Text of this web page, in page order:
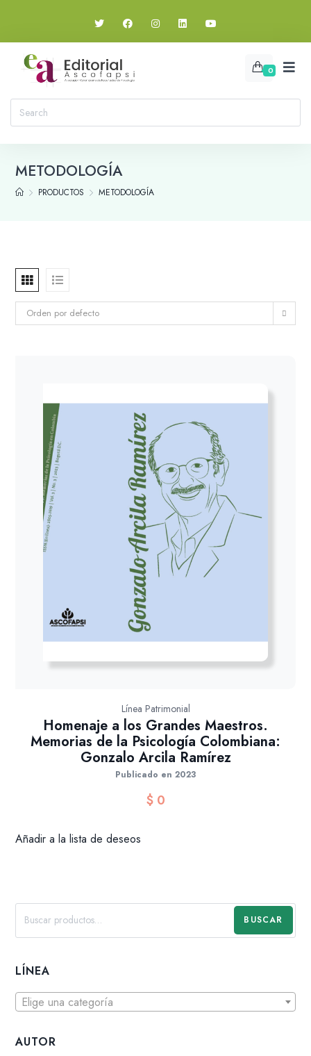
0
METODOLOGÍA
PRODUCTOS METODOLOGÍA
Orden por defecto
Línea Patrimonial
Homenaje a los Grandes Maestros.
Memorias de la Psicología Colombiana:
Gonzalo Arcila Ramírez
Publicado en 2023
$0
Añadir a la lista de deseos
BUSCAR
LÍNEA
Elige una categoría
AUTOR